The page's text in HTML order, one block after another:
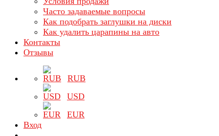
Часто задаваемые вопросы
Как подобрать заглушки на диски
Как удалить царапины на авто
Контакты
Отзывы
RUB
USD
EUR
Вход